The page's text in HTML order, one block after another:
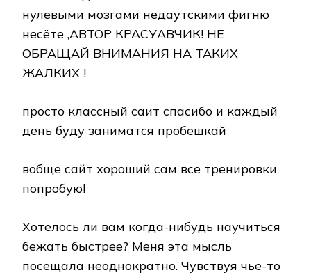
нулевыми мозгами недаутскими фигню
несёте ,АВТОР КРАСУАВЧИК! НЕ
ОБРАЩАЙ ВНИМАНИЯ НА ТАКИХ
ЖАЛКИХ !
просто классный саит спасибо и каждый
день буду заниматся пробешкай
вобще сайт хороший сам все тренировки
попробую!
Хотелось ли вам когда-нибудь научиться
бежать быстрее? Меня эта мысль
посещала неоднократно. Чувствуя чье-то